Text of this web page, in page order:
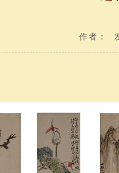
作者：